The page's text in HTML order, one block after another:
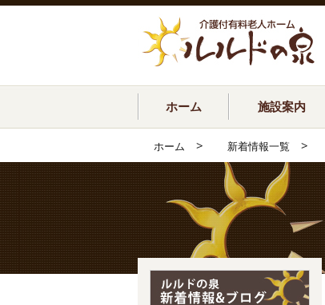
ホーム 施設案内
ホーム > 新着情報一覧 >